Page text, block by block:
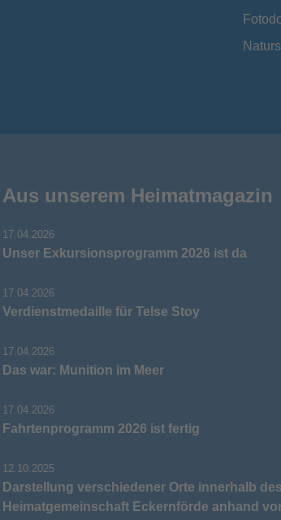
Aus unserem Heimatmagazin
17.04.2026
Unser Exkursionsprogramm 2026 ist da
17.04.2026
Verdienstmedaille für Telse Stoy
17.04.2026
Das war: Munition im Meer
17.04.2026
Fahrtenprogramm 2026 ist fertig
12.10.2025
Darstellung verschiedener Orte innerhalb
Heimatgemeinschaft Eckernförde anhand